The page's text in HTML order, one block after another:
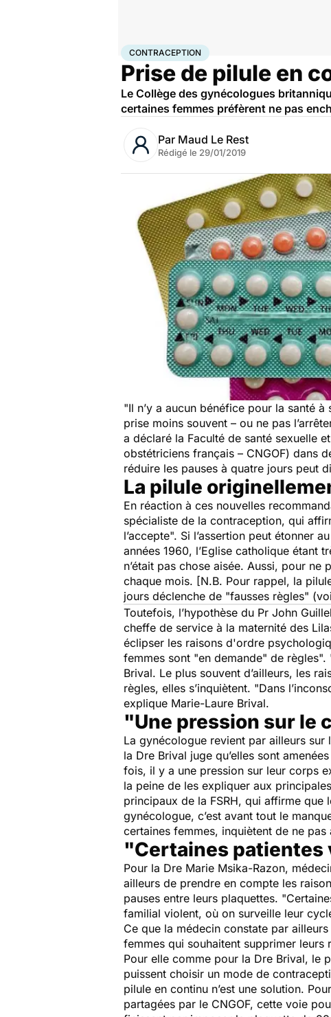
AccueilSantéContraception
CONTRACEPTION
Prise de pilule en
Le Collège des gynécologues
certaines femmes préfèrent ne pas
Par Maud Le Rest
Rédigé le 29/01/2019
"Il n’y a aucun bénéfice pour la santé à
prise moins souvent – ou ne pas
a déclaré la Faculté de santé sexuelle
obstétriciens français – CNGOF) dans
réduire les pauses à quatre jours peut
La pilule
En réaction à ces nouvelles
spécialiste de la contraception, qui
l’accepte". Si l’assertion peut étonner
années 1960, l’Eglise catholique étant
n’était pas chose aisée. Aussi, pour
chaque mois. [N.B. Pour rappel, la
jours déclenche de "fausses règles"
Toutefois, l’hypothèse du Pr John
cheffe de service à la maternité des
éclipser les raisons d'ordre
femmes sont "en demande" de règles".
Brival. Le plus souvent d’ailleurs, les
règles, elles s’inquiètent. "Dans
explique Marie-Laure Brival.
"Une pression sur le
La gynécologue revient par ailleurs
la Dre Brival juge qu’elles sont
fois, il y a une pression sur leur corps
la peine de les expliquer aux
principaux de la FSRH, qui affirme que
gynécologue, c’est avant tout le
certaines femmes, inquiètent de ne
"Certaines patientes
Pour la Dre Marie Msika-Razon,
ailleurs de prendre en compte les
pauses entre leurs plaquettes. "
familial violent, où on surveille leur
Ce que la médecin constate par
femmes qui souhaitent supprimer
Pour elle comme pour la Dre Brival, le
puissent choisir un mode de
pilule en continu n’est une solution.
partagées par le CNGOF, cette voie